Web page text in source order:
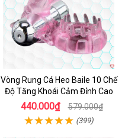
Vòng Rung Cá Heo Baile 10 Chế
Độ Tăng Khoái Cảm Đỉnh Cao
440.000₫ 579.000₫
(399)